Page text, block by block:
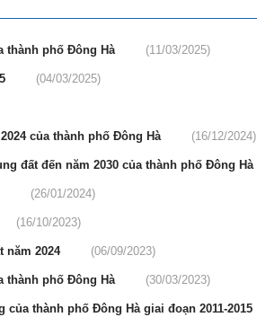
thành phố Đông Hà (11/03/2025)
(04/03/2025)
của thành phố Đông Hà (16/12/2024)
đất đến năm 2030 của thành phố Đông Hà
(26/01/2024)
(16/10/2023)
năm 2024 (06/09/2023)
thành phố Đông Hà (30/03/2023)
thành phố Đông Hà giai đoạn 2011-2015